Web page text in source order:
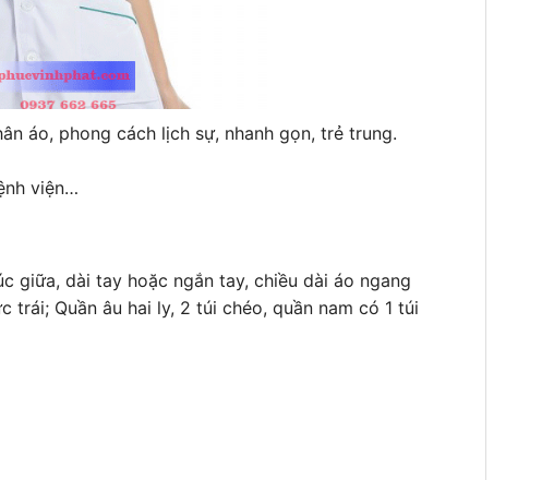
áo, phong cách lịch sự, nhanh gọn, trẻ trung.
viện…
giữa, dài tay hoặc ngắn tay, chiều dài áo ngang
Quần âu hai ly, 2 túi chéo, quần nam có 1 túi